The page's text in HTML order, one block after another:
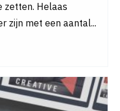
zetten. Helaas
zijn met een aantal...